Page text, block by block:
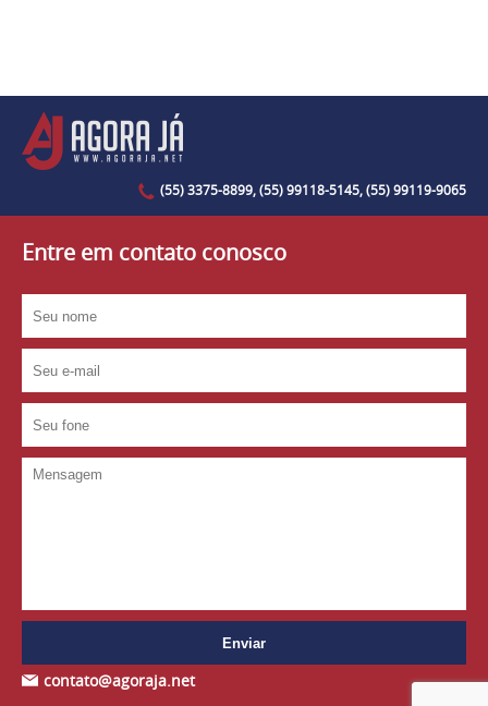
(55) 3375-8899, (55) 99118-5145, (55) 99119-9065
Entre em contato conosco
contato@agoraja.net